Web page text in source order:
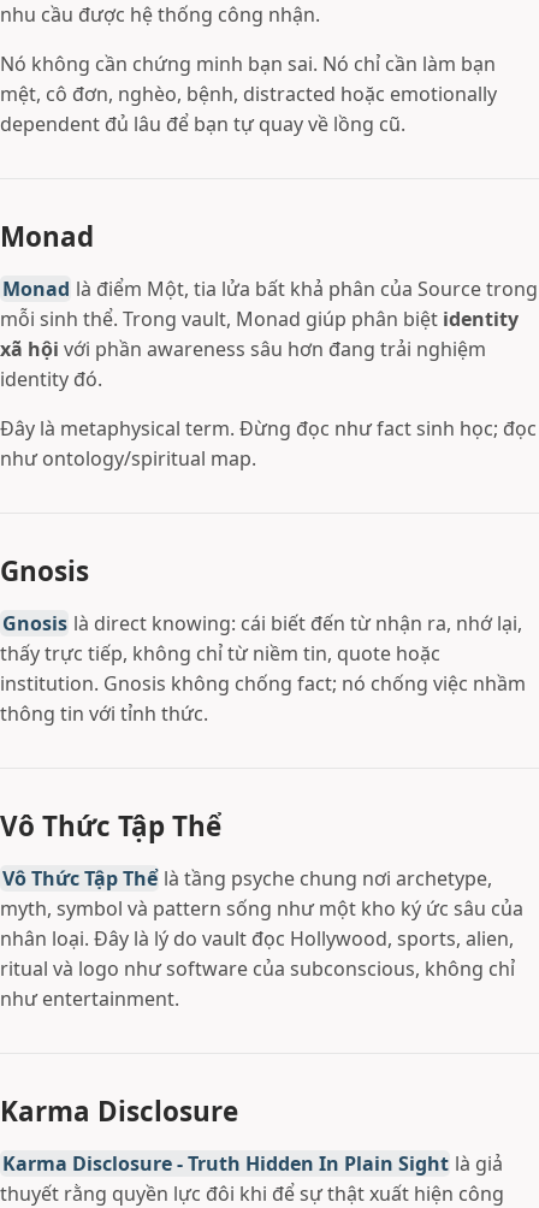
nhu cầu được hệ thống công nhận.
Nó không cần chứng minh bạn sai. Nó chỉ cần làm bạn
mệt, cô đơn, nghèo, bệnh, distracted hoặc emotionally
dependent đủ lâu để bạn tự quay về lồng cũ.
Monad
Monad là điểm Một, tia lửa bất khả phân của Source trong
mỗi sinh thể. Trong vault, Monad giúp phân biệt identity
xã hội với phần awareness sâu hơn đang trải nghiệm
identity đó.
Đây là metaphysical term. Đừng đọc như fact sinh học; đọc
như ontology/spiritual map.
Gnosis
Gnosis là direct knowing: cái biết đến từ nhận ra, nhớ lại,
thấy trực tiếp, không chỉ từ niềm tin, quote hoặc
institution. Gnosis không chống fact; nó chống việc nhầm
thông tin với tỉnh thức.
Vô Thức Tập Thể
Vô Thức Tập Thể là tầng psyche chung nơi archetype,
myth, symbol và pattern sống như một kho ký ức sâu của
nhân loại. Đây là lý do vault đọc Hollywood, sports, alien,
ritual và logo như software của subconscious, không chỉ
như entertainment.
Karma Disclosure
Karma Disclosure - Truth Hidden In Plain Sight là giả
thuyết rằng quyền lực đôi khi để sự thật xuất hiện công